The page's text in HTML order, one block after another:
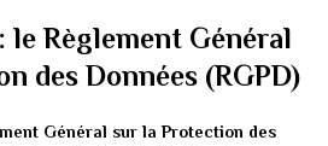
le Règlement Général
des Données (RGPD)
Général sur la Protection des